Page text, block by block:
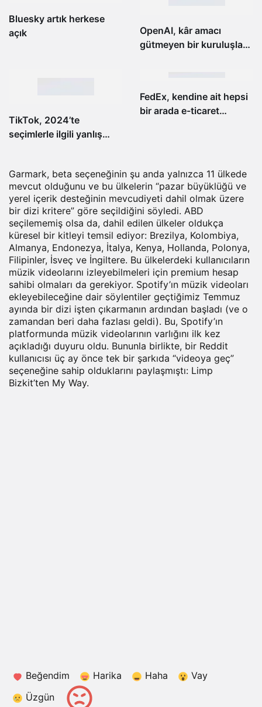
Bluesky artık herkese
açık
OpenAI, kâr amacı
gütmeyen bir kuruluşla
TikTok, 2024’te
seçimlerle ilgili yanlış
FedEx, kendine ait hepsi
bir arada e-ticaret
Garmark, beta seçeneğinin şu anda yalnızca 11 ülkede
mevcut olduğunu ve bu ülkelerin “pazar büyüklüğü ve
yerel içerik desteğinin mevcudiyeti dahil olmak üzere
bir dizi kritere” göre seçildiğini söyledi. ABD
seçilememiş olsa da, dahil edilen ülkeler oldukça
küresel bir kitleyi temsil ediyor: Brezilya, Kolombiya,
Almanya, Endonezya, İtalya, Kenya, Hollanda, Polonya,
Filipinler, İsveç ve İngiltere. Bu ülkelerdeki kullanıcıların
müzik videolarını izleyebilmeleri için premium hesap
sahibi olmaları da gerekiyor. Spotify’ın müzik videoları
ekleyebileceğine dair söylentiler geçtiğimiz Temmuz
ayında bir dizi işten çıkarmanın ardından başladı (ve o
zamandan beri daha fazlası geldi). Bu, Spotify’ın
platformunda müzik videolarının varlığını ilk kez
açıkladığı duyuru oldu. Bununla birlikte, bir Reddit
kullanıcısı üç ay önce tek bir şarkıda “videoya geç”
seçeneğine sahip olduklarını paylaşmıştı: Limp
Bizkit’ten My Way.
Beğendim Harika Haha
Vay
Üzgün